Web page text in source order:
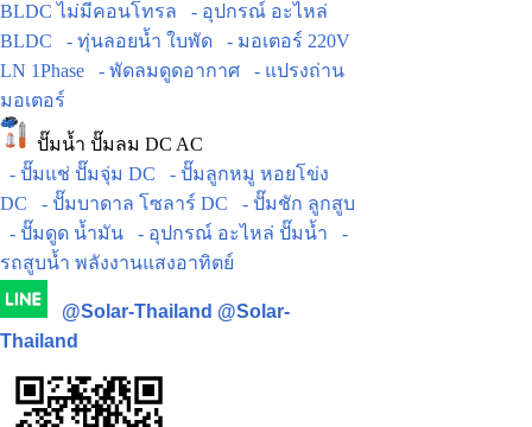
BLDC ไม่มีคอนโทรล
- อุปกรณ์ อะไหล่
BLDC
- ทุ่นลอยน้ำ ใบพัด
- มอเตอร์ 220V
LN 1Phase
- พัดลมดูดอากาศ
- แปรงถ่าน
มอเตอร์
ปั๊มน้ำ ปั๊มลม DC AC
- ปั๊มแช่ ปั๊มจุ่ม DC
- ปั๊มลูกหมู หอยโข่ง
DC
- ปั๊มบาดาล โซลาร์ DC
- ปั๊มชัก ลูกสูบ
- ปั๊มดูด น้ำมัน
- อุปกรณ์ อะไหล่ ปั๊มน้ำ
-
รถสูบน้ำ พลังงานแสงอาทิตย์
@Solar-Thailand @Solar-
Thailand